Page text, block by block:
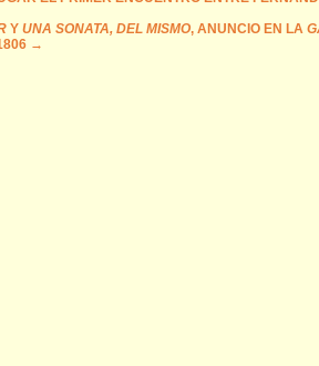
Y UNA SONATA, DEL MISMO, ANUNCIO EN LA
→